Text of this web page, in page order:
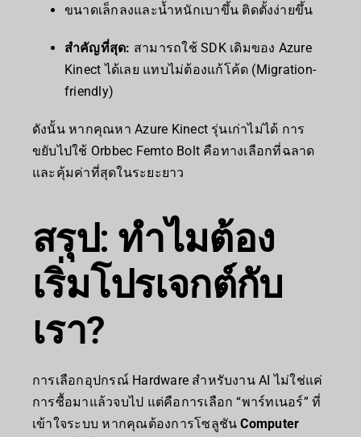
ขนาดเล็กลงและน้ำหนักเบาขึ้น ติดตั้งง่ายขึ้น
สำคัญที่สุด: สามารถใช้ SDK เดิมของ Azure
Kinect ได้เลย แทบไม่ต้องแก้โค้ด (Migration-
friendly)
ดังนั้น หากคุณหา Azure Kinect รุ่นเก่าไม่ได้ การ
ขยับไปใช้ Orbbec Femto Bolt คือทางเลือกที่ฉลาด
และคุ้มค่าที่สุดในระยะยาว
สรุป: ทำไมต้อง
เริ่มโปรเจกต์กับ
เรา?
การเลือกอุปกรณ์ Hardware สำหรับงาน AI ไม่ใช่แค่
การซื้อมาแล้วจบไป แต่คือการเลือก “พาร์ทเนอร์” ที่
เข้าใจระบบ หากคุณต้องการโซลูชันComputer